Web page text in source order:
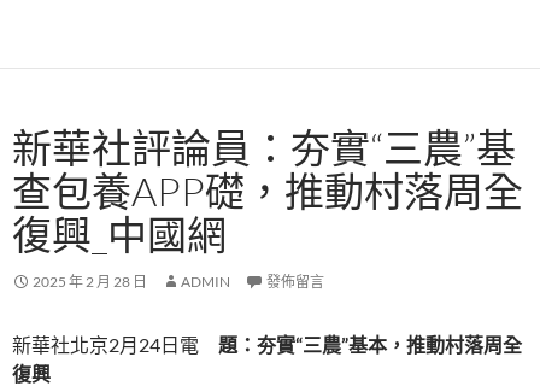
新華社評論員：夯實“三農”基
查包養APP礎，推動村落周全
復興_中國網
2025 年 2 月 28 日 ADMIN 發佈留言
新華社北京2月24日電 題：夯實“三農”基本，推動村落周全
復興